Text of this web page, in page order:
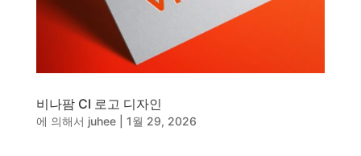
비나팜 CI 로고 디자인
에 의해서 juhee| 1월 29, 2026